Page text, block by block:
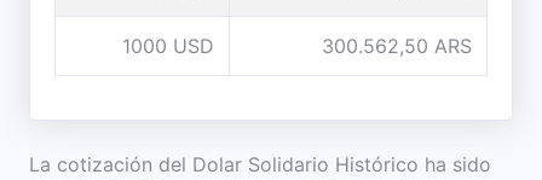
1000 USD 300.562,50 ARS
La cotización del Dolar Solidario Histórico ha sido